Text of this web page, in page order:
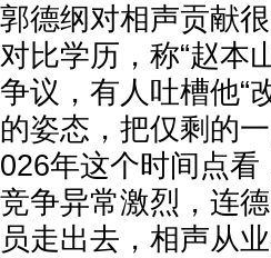
郭德纲对相声贡献
对比学历，称“赵本
争议，有人吐槽他“
的姿态，把仅剩的
026年这个时间点
竞争异常激烈，连
员走出去，相声从